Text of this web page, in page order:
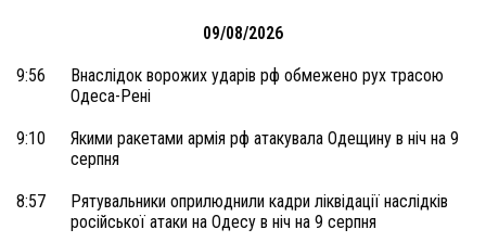
09/08/2026
9:56
Внаслідок ворожих ударів рф обмежено рух трасою
Одеса-Рені
9:10
Якими ракетами армія рф атакувала Одещину в ніч на 9
серпня
8:57
Рятувальники оприлюднили кадри ліквідації наслідків
російської атаки на Одесу в ніч на 9 серпня